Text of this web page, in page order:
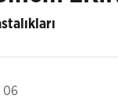
06